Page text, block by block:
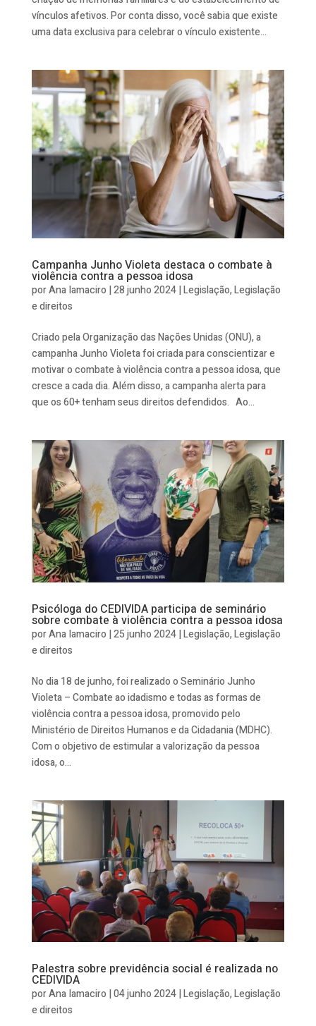
vínculos afetivos. Por conta disso, você sabia que existe
uma data exclusiva para celebrar o vínculo existente...
Campanha Junho Violeta destaca o combate à
violência contra a pessoa idosa
porAna Iamaciro |28 junho 2024|Legislação,Legislação
e direitos
Criado pela Organização das Nações Unidas (ONU), a
campanha Junho Violeta foi criada para conscientizar e
motivar o combate à violência contra a pessoa idosa, que
cresce a cada dia. Além disso, a campanha alerta para
que os 60+ tenham seus direitos defendidos. Ao...
Psicóloga do CEDIVIDA participa de seminário
sobre combate à violência contra a pessoa idosa
porAna Iamaciro |25 junho 2024|Legislação,Legislação
e direitos
No dia 18 de junho, foi realizado o Seminário Junho
Violeta – Combate ao idadismo e todas as formas de
violência contra a pessoa idosa, promovido pelo
Ministério de Direitos Humanos e da Cidadania (MDHC).
Com o objetivo de estimular a valorização da pessoa
idosa, o...
Palestra sobre previdência social é realizada no
CEDIVIDA
porAna Iamaciro |04 junho 2024|Legislação,Legislação
e direitos